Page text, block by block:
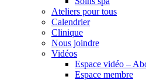
Ateliers pour tous
Calendrier
Clinique
Nous joindre
Vidéos
Espace vidéo –
Espace membre